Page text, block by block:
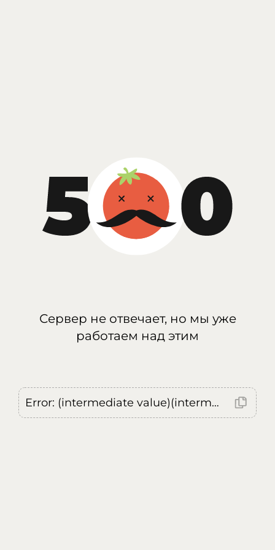
Сервер не отвечает, но мы уже
работаем над этим
Error: (intermediate value)(intermediate value)(intermediate value).replaceAll is not a function